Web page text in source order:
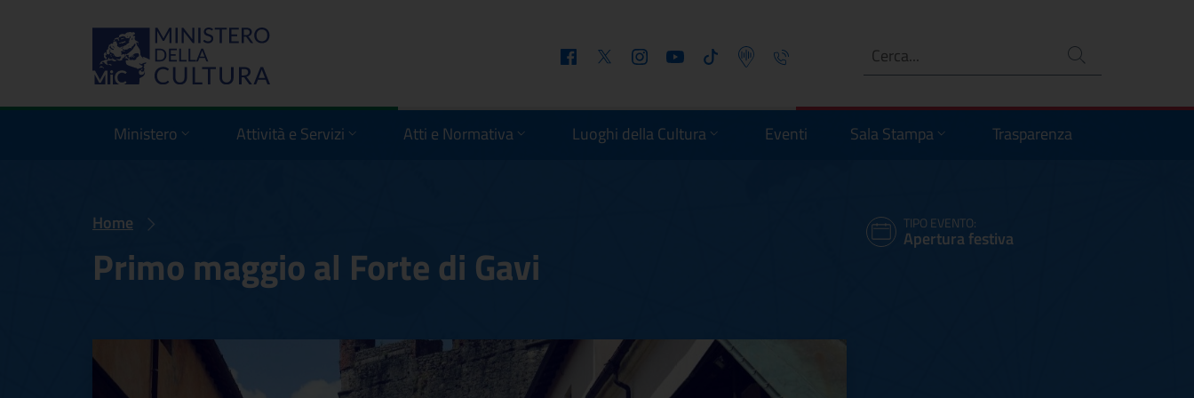
FacebookTwitter InstagramYoutube Tiktok Podcast Telefono Ricerca
Ministero Attività e Servizi Atti e Normativa Luoghi della Cultura Eventi Sala Stampa Trasparenza
Home
Primo maggio al Forte di Gavi
TIPO EVENTO:
Apertura festiva
Primo maggio al Forte di Gavi